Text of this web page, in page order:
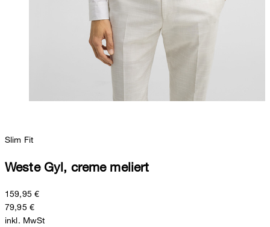
Slim Fit
Weste Gyl, creme meliert
159,95 €
79,95 €
inkl. MwSt